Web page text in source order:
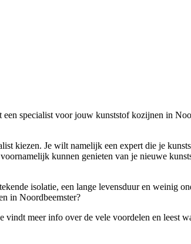
specialist voor jouw kunststof kozijnen in
kiezen. Je wilt namelijk een expert die je
kunnen genieten van je nieuwe
isolatie, een lange levensduur en weinig
in Noordbeemster?
vindt meer info over de vele voordelen en leest